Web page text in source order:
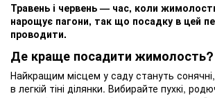
Травень і червень — час, коли
нарощує пагони, так що посадку в цей
проводити.
Де краще посадити жимолость?
Найкращим місцем у саду стануть
в легкій тіні ділянки. Вибирайте пухкі,